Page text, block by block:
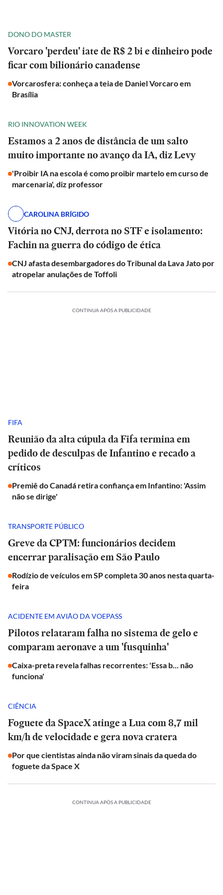
DONO DO MASTER
Vorcaro 'perdeu' iate de R$ 2 bi e dinheiro pode
ficar com bilionário canadense
Vorcarosfera: conheça a teia de Daniel Vorcaro em
Brasília
RIO INNOVATION WEEK
Estamos a 2 anos de distância de um salto
muito importante no avanço da IA, diz Levy
'Proibir IA na escola é como proibir martelo em curso de
marcenaria', diz professor
CAROLINA BRÍGIDO
Vitória no CNJ, derrota no STF e isolamento:
Fachin na guerra do código de ética
CNJ afasta desembargadores do Tribunal da Lava Jato por
atropelar anulações de Toffoli
CONTINUA APÓS A PUBLICIDADE
FIFA
Reunião da alta cúpula da Fifa termina em
pedido de desculpas de Infantino e recado a
críticos
Premiê do Canadá retira confiança em Infantino: 'Assim
não se dirige'
TRANSPORTE PÚBLICO
Greve da CPTM: funcionários decidem
encerrar paralisação em São Paulo
Rodízio de veículos em SP completa 30 anos nesta quarta-
feira
ACIDENTE EM AVIÃO DA VOEPASS
Pilotos relataram falha no sistema de gelo e
comparam aeronave a um 'fusquinha'
Caixa-preta revela falhas recorrentes: 'Essa b... não
funciona'
CIÊNCIA
Foguete da SpaceX atinge a Lua com 8,7 mil
km/h de velocidade e gera nova cratera
Por que cientistas ainda não viram sinais da queda do
foguete da Space X
CONTINUA APÓS A PUBLICIDADE